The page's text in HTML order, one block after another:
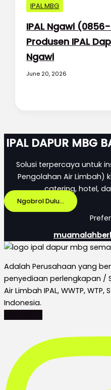
IPAL MBG
IPAL Ngawi
Produsen IPAL
Ngawi
June 20, 2026
IPAL DAPUR MBG
Solusi terpercaya untuk
Pengolahan Air Limbah)
catering, hotel,
Ngobrol Dulu...
Adalah Perusahaan yang
penyediaan perlengkapan /
Air Limbah IPAL, WWTP,
Indonesia.